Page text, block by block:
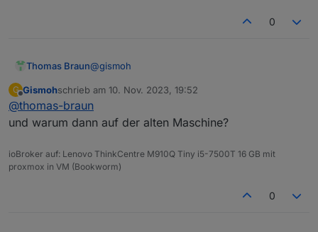
0
Thomas Braun@gismoh
Tut es auch nicht.
G
Offline
Gismohschrieb am 10. Nov. 2023, 19:52
zuletzt editiert von
@thomas-braun
und warum dann auf der alten Maschine?
ioBroker auf: Lenovo ThinkCentre M910Q Tiny i5-7500T 16 GB mit
proxmox in VM (Bookworm)
0